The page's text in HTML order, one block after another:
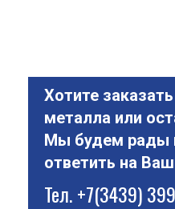
Хотите
металла или
Мы будем рады
ответить на
Тел.+7(3439)